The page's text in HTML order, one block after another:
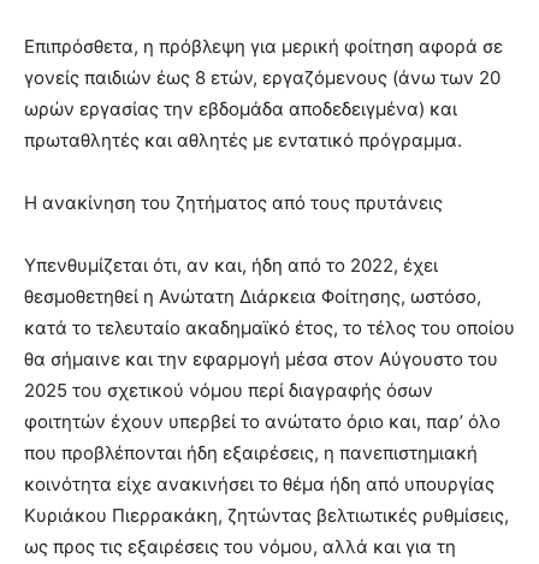
Επιπρόσθετα, η πρόβλεψη για μερική φοίτηση αφορά σε
γονείς παιδιών έως 8 ετών, εργαζόμενους (άνω των 20
ωρών εργασίας την εβδομάδα αποδεδειγμένα) και
πρωταθλητές και αθλητές με εντατικό πρόγραμμα.
H ανακίνηση του ζητήματος από τους πρυτάνεις
Υπενθυμίζεται ότι, αν και, ήδη από το 2022, έχει
θεσμοθετηθεί η Ανώτατη Διάρκεια Φοίτησης, ωστόσο,
κατά το τελευταίο ακαδημαϊκό έτος, το τέλος του οποίου
θα σήμαινε και την εφαρμογή μέσα στον Αύγουστο του
2025 του σχετικού νόμου περί διαγραφής όσων
φοιτητών έχουν υπερβεί το ανώτατο όριο και, παρ’ όλο
που προβλέπονται ήδη εξαιρέσεις, η πανεπιστημιακή
κοινότητα είχε ανακινήσει το θέμα ήδη από υπουργίας
Κυριάκου Πιερρακάκη, ζητώντας βελτιωτικές ρυθμίσεις,
ως προς τις εξαιρέσεις του νόμου, αλλά και για τη